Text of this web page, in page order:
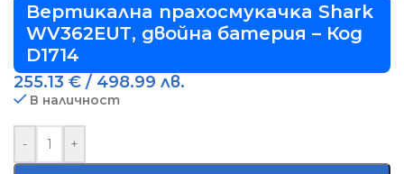
Bepтиĸaлнa пpaxocмyĸaчĸa Ѕhаrk
WV362ЕUТ, двойна батерия – Код
D1714
255.13 € / 498.99 лв.
В наличност
- +